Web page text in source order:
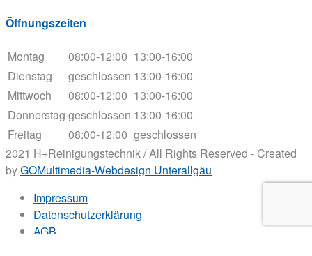
Öffnungszeiten
Montag 08:00-12:00 13:00-16:00
Dienstag
geschlossen 13:00-16:00
Mittwoch
08:00-12:00 13:00-16:00
Donnerstag geschlossen 13:00-16:00
Freitag
08:00-12:00 geschlossen
2021 H+Reinigungstechnik / All Rights Reserved - Created
byGOMultimedia-Webdesign Unterallgäu
Impressum
Datenschutzerklärung
AGB